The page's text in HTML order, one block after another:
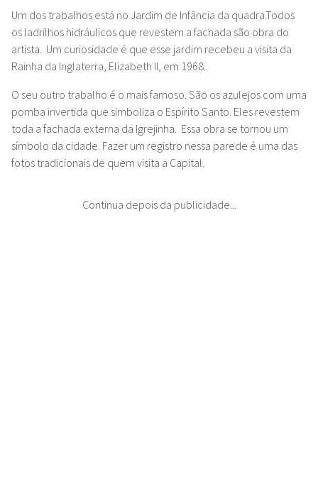
Um dos trabalhos está no Jardim de Infância da quadra.Todos
os ladrilhos hidráulicos que revestem a fachada são obra do
artista. Um curiosidade é que esse jardim recebeu a visita da
Rainha da Inglaterra, Elizabeth II, em 1968.
O seu outro trabalho é o mais famoso. São os azulejos com uma
pomba invertida que simboliza o Espírito Santo. Eles revestem
toda a fachada externa da Igrejinha. Essa obra se tornou um
símbolo da cidade. Fazer um registro nessa parede é uma das
fotos tradicionais de quem visita a Capital.
Continua depois da publicidade...